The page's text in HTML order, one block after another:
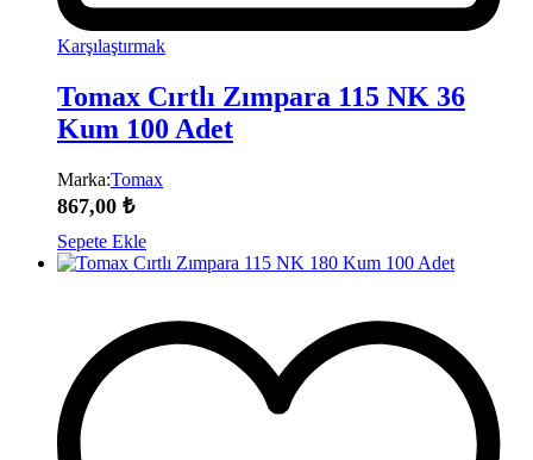
Karşılaştırmak
Tomax Cırtlı Zımpara 115 NK 36
Kum 100 Adet
Marka:Tomax
867,00 ₺
Sepete Ekle